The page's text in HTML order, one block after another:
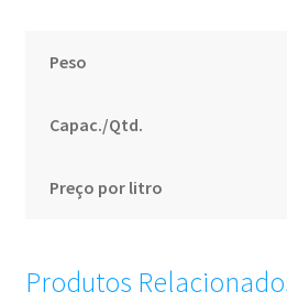
Peso
Capac./Qtd.
Preço por litro
Produtos